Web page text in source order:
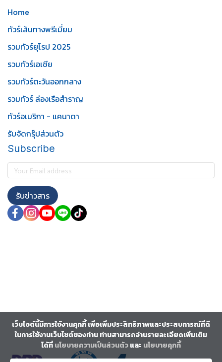
Home
ทัวร์เส้นทางพรีเมี่ยม
รวมทัวร์ยุโรป 2025
รวมทัวร์เอเชีย
รวมทัวร์ตะวันออกกลาง
รวมทัวร์ ล่องเรือสำราญ
ทัวร์อเมริกา - แคนาดา
รับจัดกรุ๊ปส่วนตัว
Subscribe
รับข่าวสาร
เว็บไซต์นี้มีการใช้งานคุกกี้ เพื่อเพิ่มประสิทธิภาพและประสบการณ์ที่ดี
ในการใช้งานเว็บไซต์ของท่าน ท่านสามารถอ่านรายละเอียดเพิ่มเติม
ได้ที่นโยบายความเป็นส่วนตัวและ นโยบายคุกกี้